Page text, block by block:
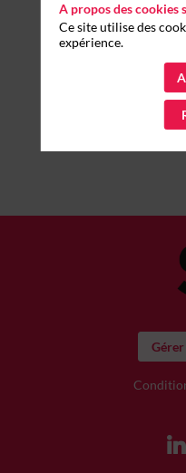
A propos des cookies
Ce site utilise des
expérience.